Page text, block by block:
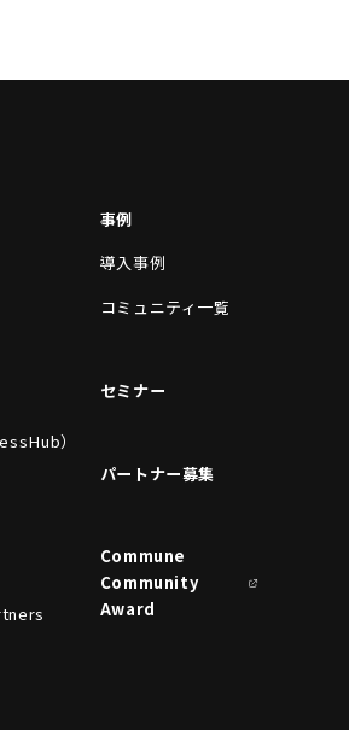
）
事例
導入事例
コミュニティ一覧
セミナー
パートナー募集
Commune
Community
Award